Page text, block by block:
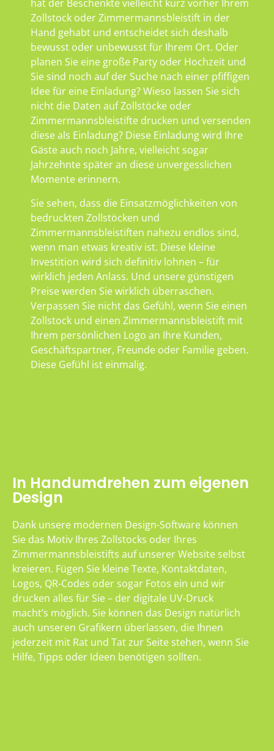
hat der Beschenkte vielleicht kurz vorher Ihrem
Zollstock oder Zimmermannsbleistift in der
Hand gehabt und entscheidet sich deshalb
bewusst oder unbewusst für Ihrem Ort. Oder
planen Sie eine große Party oder Hochzeit und
Sie sind noch auf der Suche nach einer pfiffigen
Idee für eine Einladung? Wieso lassen Sie sich
nicht die Daten auf Zollstöcke oder
Zimmermannsbleistifte drucken und versenden
diese als Einladung? Diese Einladung wird Ihre
Gäste auch noch Jahre, vielleicht sogar
Jahrzehnte später an diese unvergesslichen
Momente erinnern.
Sie sehen, dass die Einsatzmöglichkeiten von
bedruckten Zollstöcken und
Zimmermannsbleistiften nahezu endlos sind,
wenn man etwas kreativ ist. Diese kleine
Investition wird sich definitiv lohnen – für
wirklich jeden Anlass. Und unsere günstigen
Preise werden Sie wirklich überraschen.
Verpassen Sie nicht das Gefühl, wenn Sie einen
Zollstock und einen Zimmermannsbleistift mit
Ihrem persönlichen Logo an Ihre Kunden,
Geschäftspartner, Freunde oder Familie geben.
Diese Gefühl ist einmalig.
In Handumdrehen zum eigenen
Design
Dank unsere modernen Design-Software können
Sie das Motiv Ihres Zollstocks oder Ihres
Zimmermannsbleistifts auf unserer Website selbst
kreieren. Fügen Sie kleine Texte, Kontaktdaten,
Logos, QR-Codes oder sogar Fotos ein und wir
drucken alles für Sie – der digitale UV-Druck
macht’s möglich. Sie können das Design natürlich
auch unseren Grafikern überlassen, die Ihnen
jederzeit mit Rat und Tat zur Seite stehen, wenn Sie
Hilfe, Tipps oder Ideen benötigen sollten.